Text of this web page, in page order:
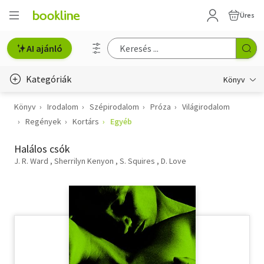
Üres
AI ajánló
Kategóriák Könyv
Életmód, egészség
Gyermek- és ifjúsági
Hobbi, szabadidő
Könyv Irodalom Szépirodalom Próza
Világirodalom
Regények
Kortárs Egyéb
Halálos csók
J. R. Ward Sherrilyn Kenyon S. Squires D. Love